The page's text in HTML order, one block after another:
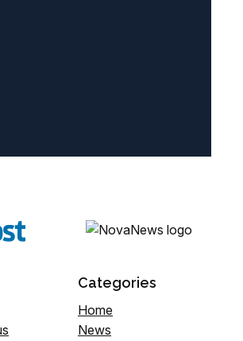
Categories
Home
News